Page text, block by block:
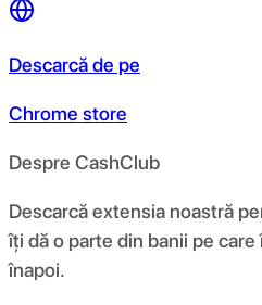
Descarcă de pe
Chrome store
Despre CashClub
Descarcă extensia noastră
îți dă o parte din banii pe
înapoi.